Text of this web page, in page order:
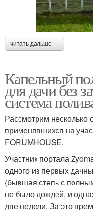
читать дальше →
Капельный
для дачи без
система
Рассмотрим несколько
применявшихся на
FORUMHOUSE.
Участник портала
одного из первых
(бывшая степь с
не было дождей, и
две недели. За это